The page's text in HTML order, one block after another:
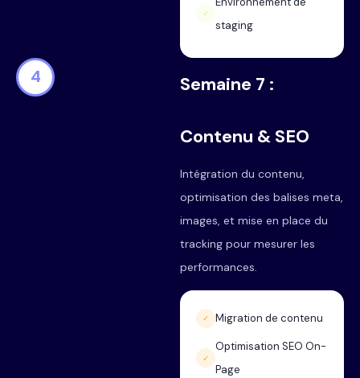
✓
staging
4 Semaine 7 :
Contenu & SEO
Intégration du contenu,
optimisation des balises meta,
images, et mise en place du
tracking pour mesurer les
performances.
✓ Migration de contenu
✓
Optimisation SEO On-
Page